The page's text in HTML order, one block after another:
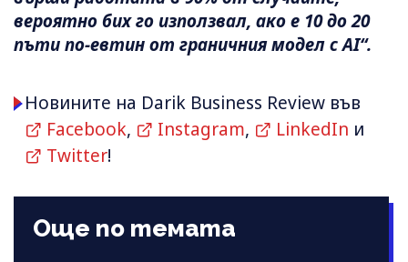
вероятно бих го използвал, ако е 10 до 20
пъти по-евтин от граничния модел с AI“.
Новините на Darik Business Review във
Facebook, Instagram, LinkedIn и
Twitter!
Още по темата